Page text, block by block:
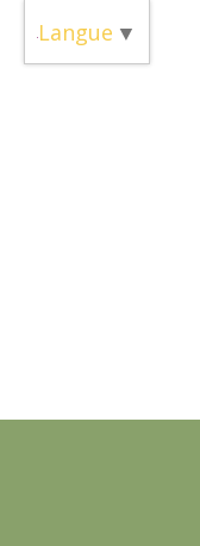
Langue ▼